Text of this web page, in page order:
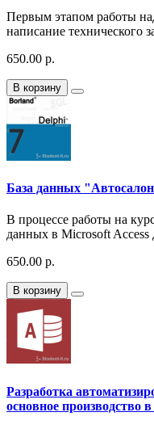
Первым этапом работы
написание технического
650.00 р.
В корзину
База данных
В процессе работы на
данных в Microsoft Access
650.00 р.
В корзину
Разработка
основное производство